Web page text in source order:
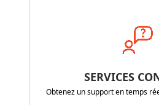
SERVICES
Obtenez un support en temps